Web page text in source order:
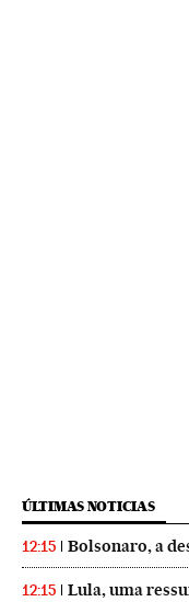
ÚLTIMAS NOTICIAS
12:15 Bolsonaro, a
12:15 Lula, uma